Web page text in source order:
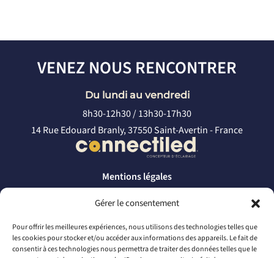
Gérer le consentement
Pour offrir les meilleures expériences, nous utilisons des technologies telles que
les cookies pour stocker et/ou accéder aux informations des appareils. Le fait de
consentir à ces technologies nous permettra de traiter des données telles que le
VENEZ NOUS RENCONTRER
Du lundi au vendredi
8h30-12h30 / 13h30-17h30
14 Rue Edouard Branly, 37550 Saint-Avertin - France
Mentions légales
Politique de confidentialité
CONTACTEZ-NOUS
par téléphone